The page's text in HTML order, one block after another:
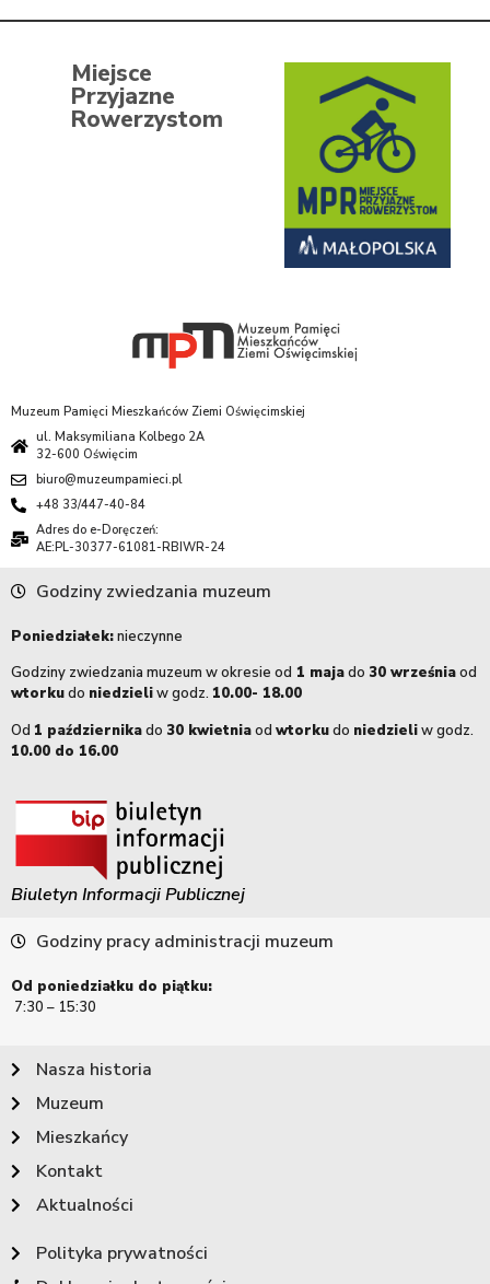
Miejsce
Przyjazne
Rowerzystom
Muzeum Pamięci Mieszkańców Ziemi Oświęcimskiej
ul. Maksymiliana Kolbego 2A
32-600 Oświęcim
biuro@muzeumpamieci.pl
+48 33/447-40-84
Adres do e-Doręczeń:
AE:PL-30377-61081-RBIWR-24
Godziny zwiedzania muzeum
Poniedziałek:nieczynne
Godziny zwiedzania muzeum w okresie od 1 majado 30 wrześniaod
wtorkudo niedzieliw godz. 10.00- 18.00
Od 1 październikado 30 kwietniaod wtorkudo niedzieliw godz.
10.00 do 16.00
Biuletyn Informacji Publicznej
Godziny pracy administracji muzeum
Od poniedziałku do piątku:
7:30 – 15:30
Nasza historia
Muzeum
Mieszkańcy
Kontakt
Aktualności
Polityka prywatności